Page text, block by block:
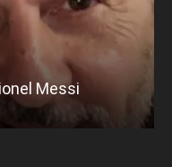
Messi